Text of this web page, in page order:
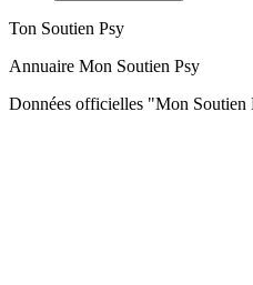
Ton Soutien Psy
Annuaire Mon Soutien Psy
Données officielles "Mon Soutien